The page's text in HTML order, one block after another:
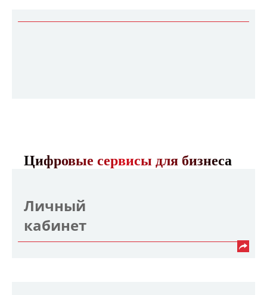
Цифровые сервисы для бизнеса
Личный
кабинет